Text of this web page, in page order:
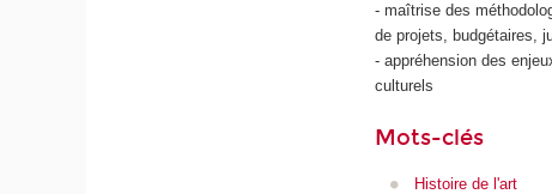
- maîtrise des
de projets, budgétaires,
- appréhension des
culturels
Mots-clés
Histoire de l'art